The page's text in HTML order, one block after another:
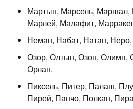
Мартын, Марсель, Маршал,
Марлей, Малафит,
Неман, Набат, Натан,
Озор, Олтын, Озон, Олимп,
Орлан.
Пиксель, Питер, Палаш,
Пирей, Панчо, Полкан,